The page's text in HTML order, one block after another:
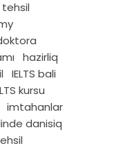
hazirliq
IELTS bali
kursu
imtahanlar
danisiq